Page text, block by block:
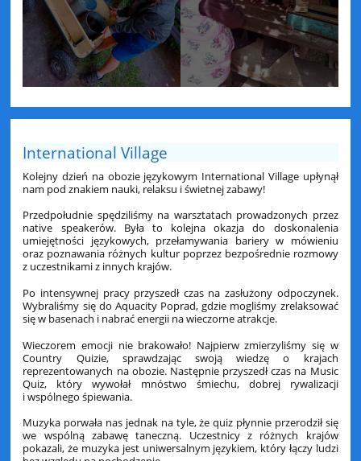
International Village
Kolejny dzień na obozie językowym International Village upłynął
nam pod znakiem nauki, relaksu i świetnej zabawy!
Przedpołudnie spędziliśmy na warsztatach prowadzonych przez
native speakerów. Była to kolejna okazja do doskonalenia
umiejętności językowych, przełamywania bariery w mówieniu
oraz poznawania różnych kultur poprzez bezpośrednie rozmowy
z uczestnikami z innych krajów.
Po intensywnej pracy przyszedł czas na zasłużony odpoczynek.
Wybraliśmy się do Aquacity Poprad, gdzie mogliśmy zrelaksować
się w basenach i nabrać energii na wieczorne atrakcje.
Wieczorem emocji nie brakowało! Najpierw zmierzyliśmy się w
Country Quizie, sprawdzając swoją wiedzę o krajach
reprezentowanych na obozie. Następnie przyszedł czas na Music
Quiz, który wywołał mnóstwo śmiechu, dobrej rywalizacji
i wspólnego śpiewania.
Muzyka porwała nas jednak na tyle, że quiz płynnie przerodził się
we wspólną zabawę taneczną. Uczestnicy z różnych krajów
pokazali, że muzyka jest uniwersalnym językiem, który łączy ludzi